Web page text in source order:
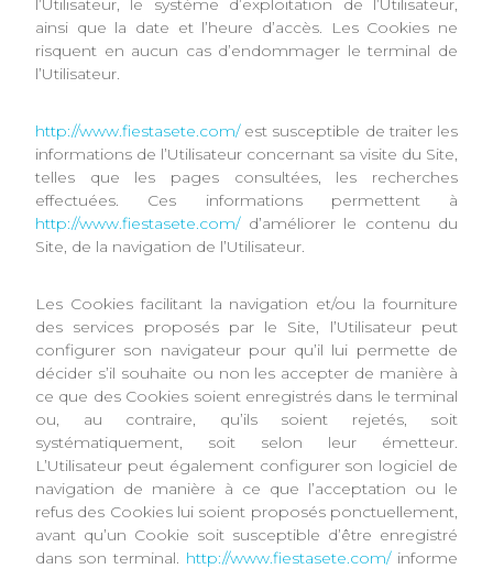
l’Utilisateur, le système d’exploitation de l’Utilisateur,
ainsi que la date et l’heure d’accès. Les Cookies ne
risquent en aucun cas d’endommager le terminal de
l’Utilisateur.
http://www.fiestasete.com/est susceptible de traiter les
informations de l’Utilisateur concernant sa visite du Site,
telles que les pages consultées, les recherches
effectuées. Ces informations permettent à
http://www.fiestasete.com/d’améliorer le contenu du
Site, de la navigation de l’Utilisateur.
Les Cookies facilitant la navigation et/ou la fourniture
des services proposés par le Site, l’Utilisateur peut
configurer son navigateur pour qu’il lui permette de
décider s’il souhaite ou non les accepter de manière à
ce que des Cookies soient enregistrés dans le terminal
ou, au contraire, qu’ils soient rejetés, soit
systématiquement, soit selon leur émetteur.
L’Utilisateur peut également configurer son logiciel de
navigation de manière à ce que l’acceptation ou le
refus des Cookies lui soient proposés ponctuellement,
avant qu’un Cookie soit susceptible d’être enregistré
dans son terminal. http://www.fiestasete.com/informe